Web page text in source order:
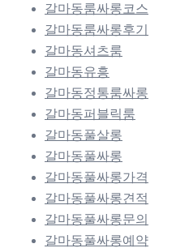
갈마동룸싸롱코스
갈마동룸싸롱후기
갈마동셔츠룸
갈마동유흥
갈마동정통룸싸롱
갈마동퍼블릭룸
갈마동풀살롱
갈마동풀싸롱
갈마동풀싸롱가격
갈마동풀싸롱견적
갈마동풀싸롱문의
갈마동풀싸롱예약